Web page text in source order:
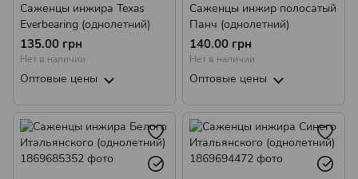
Саженцы инжира Texas
Everbearing (однолетний)
135.00 грн
Нет в наличии
Оптовые цены
Саженцы инжир полосатый
Панч (однолетний)
140.00 грн
Нет в наличии
Оптовые цены